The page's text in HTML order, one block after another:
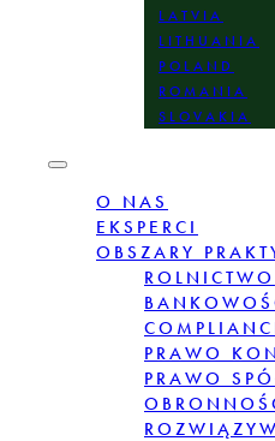
LATVIA
LITHUANIA
POLAND
ROMANIA
SLOVAKIA
O NAS
EKSPERCI
OBSZARY
ROLNICTWO
PRAWO
PRAWO